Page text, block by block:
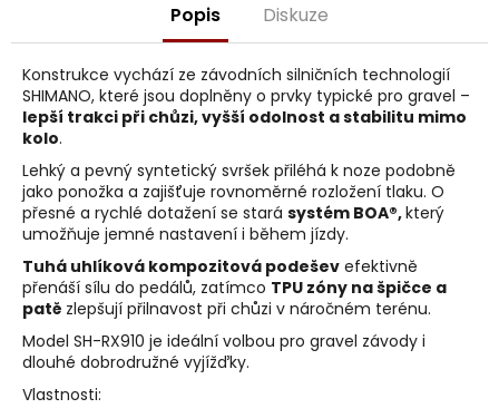
Popis Diskuze
Konstrukce vychází ze závodních silničních technologií
SHIMANO, které jsou doplněny o prvky typické pro gravel –
lepší trakci při chůzi, vyšší odolnost a stabilitu mimo
kolo.
Lehký a pevný syntetický svršek přiléhá k noze podobně
jako ponožka a zajišťuje rovnoměrné rozložení tlaku. O
přesné a rychlé dotažení se stará systém BOA®,který
umožňuje jemné nastavení i během jízdy.
Tuhá uhlíková kompozitová podešev efektivně
přenáší sílu do pedálů, zatímco TPU zóny na špičce a
patě zlepšují přilnavost při chůzi v náročném terénu.
Model SH-RX910 je ideální volbou pro gravel závody i
dlouhé dobrodružné vyjížďky.
Vlastnosti: